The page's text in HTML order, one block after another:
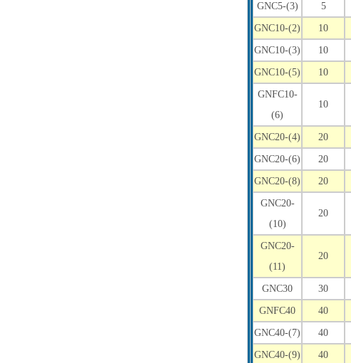
GNC5-(3) 5
GNC10-(2) 10
GNC10-(3) 10
GNC10-(5) 10
GNFC10-
(6)
10
GNC20-(4) 20
GNC20-(6) 20
GNC20-(8) 20
GNC20-
(10)
20
GNC20-
(11)
20
GNC30 30
GNFC40 40
GNC40-(7) 40
GNC40-(9) 40